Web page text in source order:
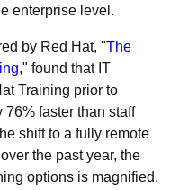
enterprise level.
by Red Hat, "The
," found that IT
Training prior to
faster than staff
shift to a fully remote
the past year, the
options is magnified.